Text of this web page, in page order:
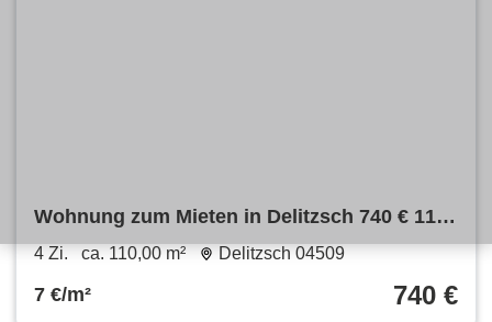
Wohnung zum Mieten in Delitzsch 740 € 110
m²
4 Zi. ca. 110,00 m² Delitzsch 04509
7 €/m² 740 €